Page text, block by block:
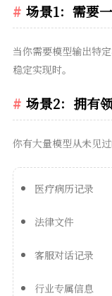
场景1：需要
当你需要模型输出特
稳定实现时。
场景2：拥有
你有大量模型从未见过
医疗病历记录
法律文件
客服对话记录
行业专属信息